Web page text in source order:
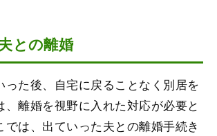
との離婚
った後、自宅に戻ることなく別居を
、離婚を視野に入れた対応が必要と
では、出ていった夫との離婚手続き